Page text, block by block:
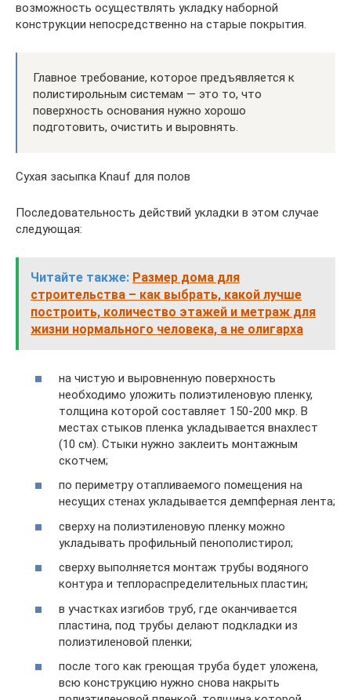
возможность осуществлять укладку наборной
конструкции непосредственно на старые покрытия.
Главное требование, которое предъявляется к
полистирольным системам — это то, что
поверхность основания нужно хорошо
подготовить, очистить и выровнять.
Сухая засыпка Knauf для полов
Последовательность действий укладки в этом случае
следующая:
Читайте также: Размер дома для
строительства – как выбрать, какой лучше
построить, количество этажей и метраж для
жизни нормального человека, а не олигарха
на чистую и выровненную поверхность
необходимо уложить полиэтиленовую пленку,
толщина которой составляет 150-200 мкр. В
местах стыков пленка укладывается внахлест
(10 см). Стыки нужно заклеить монтажным
скотчем;
по периметру отапливаемого помещения на
несущих стенах укладывается демпферная лента;
сверху на полиэтиленовую пленку можно
укладывать профильный пенополистирол;
сверху выполняется монтаж трубы водяного
контура и теплораспределительных пластин;
в участках изгибов труб, где оканчивается
пластина, под трубы делают подкладки из
полиэтиленовой пленки;
после того как греющая труба будет уложена,
всю конструкцию нужно снова накрыть